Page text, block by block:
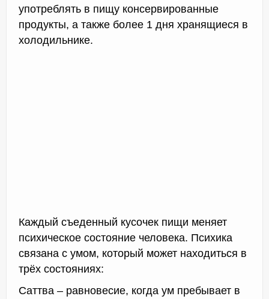
употреблять в пищу консервированные
продукты, а также более 1 дня хранящиеся в
холодильнике.
Каждый съеденный кусочек пищи меняет
психическое состояние человека. Психика
связана с умом, который может находиться в
трёх состояниях:
Саттва – равновесие, когда ум пребывает в